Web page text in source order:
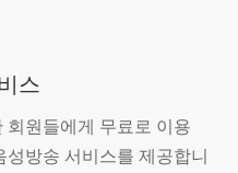
스
회원들에게 무료로 이용
성방송 서비스를 제공합니